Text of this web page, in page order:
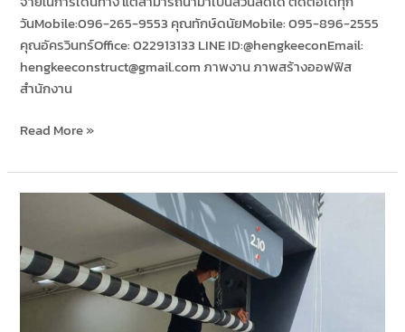
วันMobile:096-265-9553 คุณทักษ์ดนัยMobile: 095-896-2555
คุณอัครวินทร์Office: 022913133 LINE ID:​@hengkeeconEmail:
hengkeeconstruct@gmail.com ภาพงาน ภาพสร้างออฟฟิส
สำนักงาน
Read More »
ม้วน
ประตู
เหล็ก